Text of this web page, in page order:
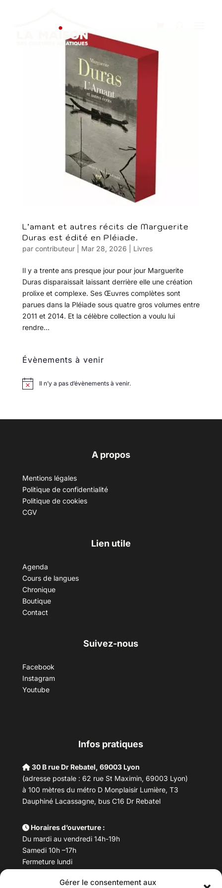
Gérer le consentement aux
L’amant et autres récits de Marguerite
Duras est édité en Pléiade.
par contributeur| Mar 28, 2026 Livres
Il y a trente ans presque jour pour jour Marguerite
Duras disparaissait laissant derrière elle une création
prolixe et complexe. Ses Œuvres complètes sont
parues dans la Pléiade sous quatre gros volumes entre
2011 et 2014. Et la célèbre collection a voulu lui
rendre...
Évènements à venir
Il n’y a pas d’évènements à venir.
A propos
Mentions légales
Politique de confidentialité
Politique de cookies
CGV
Lien utile
Agenda
Cours de langues
Chronique
Boutique
Contact
Suivez-nous
Facebook
Instagram
Youtube
Infos pratiques
30 B rue Dr Rebatel, 69003 Lyon
(adresse postale : 62 rue St Maximin, 69003 Lyon)
à 100 mètres du métro D Monplaisir Lumière, T3
Dauphiné Lacassagne, bus C16 Dr Rebatel
Horaires d’ouverture :
Du mardi au vendredi 14h-19h
Samedi 10h –17h
Fermeture lundi